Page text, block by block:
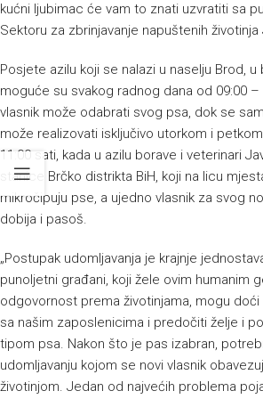
kućni ljubimac će vam to znati uzvratiti sa
Sektoru za zbrinjavanje napuštenih životinja
Posjete azilu koji se nalazi u naselju Brod, u
moguće su svakog radnog dana od 09:00
vlasnik može odabrati svog psa, dok se
može realizovati isključivo utorkom i
11:00 sati, kada u azilu borave i veterinari
stanice Brčko distrikta BiH, koji na licu
mikročipuju pse, a ujedno vlasnik za svog
dobija i pasoš.
„Postupak udomljavanja je krajnje
punoljetni građani, koji žele ovim humanim
odgovornost prema životinjama, mogu
sa našim zaposlenicima i predočiti želje i
tipom psa. Nakon što je pas izabran,
udomljavanju kojom se novi vlasnik
životinjom. Jedan od najvećih problema